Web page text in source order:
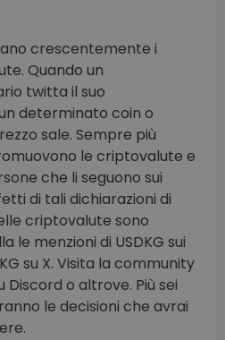
crescentemente i
Quando un
twitta il suo
determinato coin o
sale. Sempre più
le criptovalute e
che li seguono sui
di tali dichiarazioni di
criptovalute sono
le menzioni di USDKG sui
su X. Visita la community
o altrove. Più sei
le decisioni che avrai